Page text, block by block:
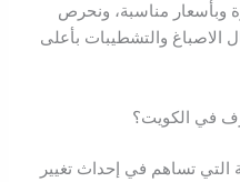
وبأسعار مناسبة، ونحرص
الاصباغ والتشطيبات بأعلى
في الكويت؟
التي تساهم في إحداث تغيير